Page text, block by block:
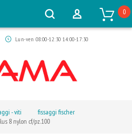
Lun-ven 08:00-12:30 14:00-17:30
0
- viti
fissaggi fischer
8 nylon cf/pz.100